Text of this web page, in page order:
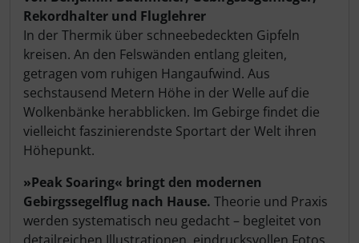
Rekordhalter und Fluglehrer
In der Thermik über schneebedeckten Gipfeln
kreisen. An den Felswänden entlang gleiten,
getragen vom ruhigen Hangaufwind. Aus
sechstausend Metern Höhe in der Welle auf die
Wolkenbänke herabblicken. Im Gebirge findet die
vielleicht faszinierendste Sportart der Welt ihren
Höhepunkt.
»Peak Soaring« bringt den modernen
Gebirgssegelflug nach Hause. Theorie und Praxis
werden systematisch neu gedacht – begleitet von
detailreichen Illustrationen, eindrucksvollen Fotos